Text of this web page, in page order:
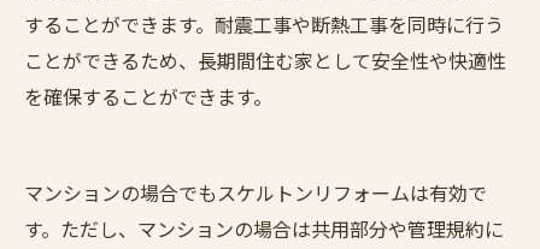
することができます。耐震工事や断熱工事を同時に行う
ことができるため、長期間住む家として安全性や快適性
を確保することができます。
マンションの場合でもスケルトンリフォームは有効で
す。ただし、マンションの場合は共用部分や管理規約に